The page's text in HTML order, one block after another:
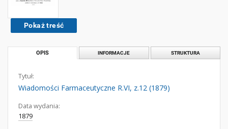
Pokaż treść
OPIS INFORMACJE STRUKTURA
Tytuł:
Wiadomości Farmaceutyczne R.VI, z.12 (1879)
Data wydania:
1879